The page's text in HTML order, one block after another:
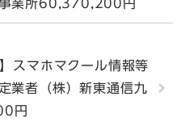
事業所60,370,200円
スマホマクール情報等
業者（株）新東通信九
円